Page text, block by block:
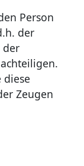
Person
der
der
diese
Zeugen